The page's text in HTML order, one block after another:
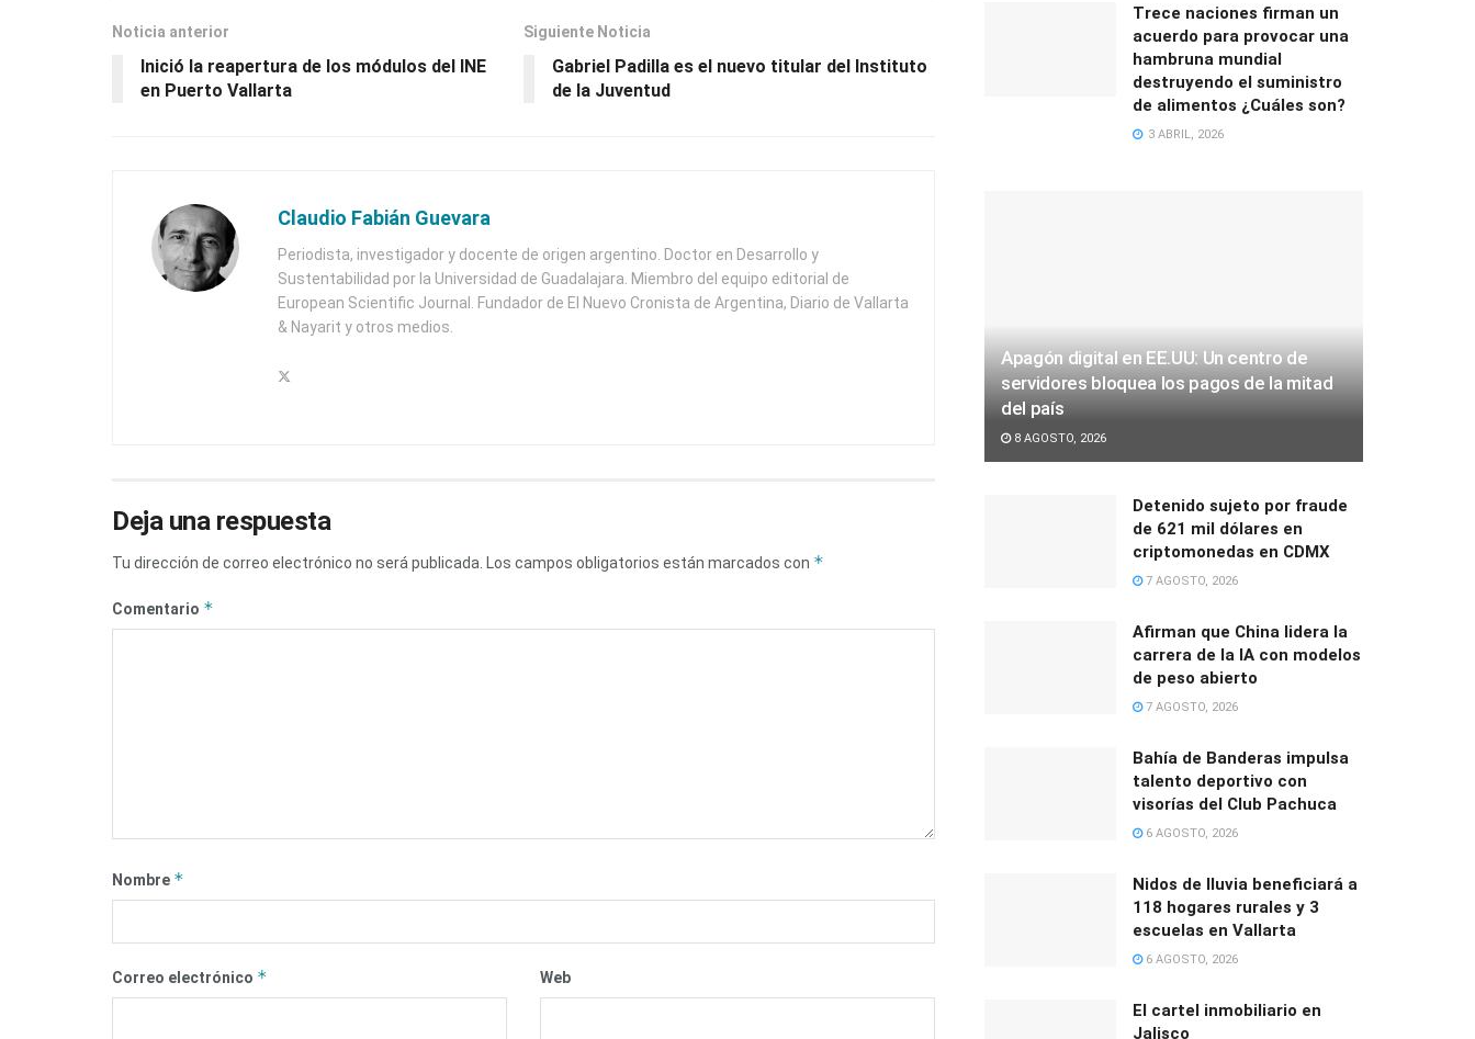
Noticia anterior
Inició la reapertura de los módulos del INE
en Puerto Vallarta
Siguiente Noticia
Gabriel Padilla es el nuevo titular del Instituto
de la Juventud
Claudio Fabián Guevara
Periodista, investigador y docente de origen argentino. Doctor en Desarrollo y
Sustentabilidad por la Universidad de Guadalajara. Miembro del equipo editorial de
European Scientific Journal. Fundador de El Nuevo Cronista de Argentina, Diario de Vallarta
& Nayarit y otros medios.
Deja una respuesta
Tu dirección de correo electrónico no será publicada. Los campos obligatorios están marcados con *
Comentario *
Nombre *
Correo electrónico * Web
Trece naciones firman un
acuerdo para provocar una
hambruna mundial
destruyendo el suministro
de alimentos ¿Cuáles son?
3 ABRIL, 2026
Apagón digital en EE.UU: Un centro de
servidores bloquea los pagos de la mitad
del país
8 AGOSTO, 2026
Detenido sujeto por fraude
de 621 mil dólares en
criptomonedas en CDMX
7 AGOSTO, 2026
Afirman que China lidera la
carrera de la IA con modelos
de peso abierto
7 AGOSTO, 2026
Bahía de Banderas impulsa
talento deportivo con
visorías del Club Pachuca
6 AGOSTO, 2026
Nidos de lluvia beneficiará a
118 hogares rurales y 3
escuelas en Vallarta
6 AGOSTO, 2026
El cartel inmobiliario en
Jalisco